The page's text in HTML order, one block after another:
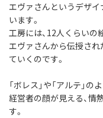
エヴァさんというデザイ
います。
工房には、12人くらいの
エヴァさんから伝授され
ていくのです。
「ボレス」や「アルテ」の
経営者の顔が見える、情
す。